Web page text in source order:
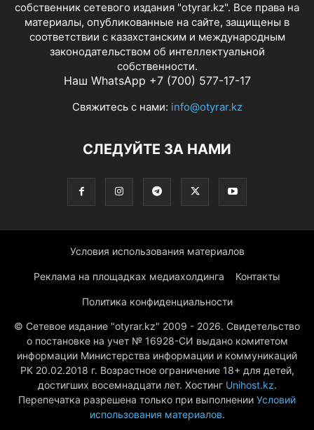
собственник сетевого издания "otyrar.kz". Все права на
материалы, опубликованные на сайте, защищены в
соответствии с казахстанским и международным
законодательством об интеллектуальной
собственности.
Наш WhatsApp +7 (700) 577-17-17
Свяжитесь с нами: info@otyrar.kz
СЛЕДУЙТЕ ЗА НАМИ
Условия использования материалов
Реклама на площадках медиахолдинга Контакты
Политика конфиденциальности
© Сетевое издание "otyrar.kz" 2009 - 2026. Свидетельство
о постановке на учет № 16928-СИ выдано комитетом
информации Министерства информации и коммуникаций
РК 20.02.2018 г. Возрастное ограничение 18+ для детей,
достигших восемнадцати лет. Хостинг Unihost.kz.
Перепечатка разрешена только при выполнении Условий
использования материалов.